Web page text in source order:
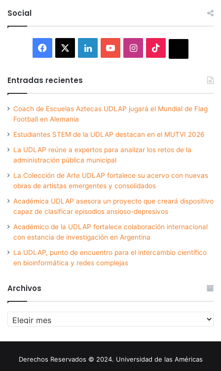
Social
Facebook LinkedInYouTubeInstagram
Entradas recientes
Coach de Escuelas Aztecas UDLAP jugará el Mundial de Flag
Football en Alemania
Estudiantes STEM de la UDLAP destacan en el MUTVI 2026
La UDLAP reúne a expertos para analizar los retos de la
administración pública municipal
La Colección de Arte UDLAP fortalece su acervo con nuevas
obras de artistas emergentes y consolidados
Académica UDLAP asesora un proyecto que creará dispositivo
capaz de clasificar episodios ansioso-depresivos
Académico de la UDLAP fortalece colaboración internacional
con estancia de investigación en Argentina
La UDLAP, punto de encuentro para el intercambio científico
en bioinformática y redes complejas
Archivos
Archivos
Derechos Reservados © 2024. Universidad de las Américas